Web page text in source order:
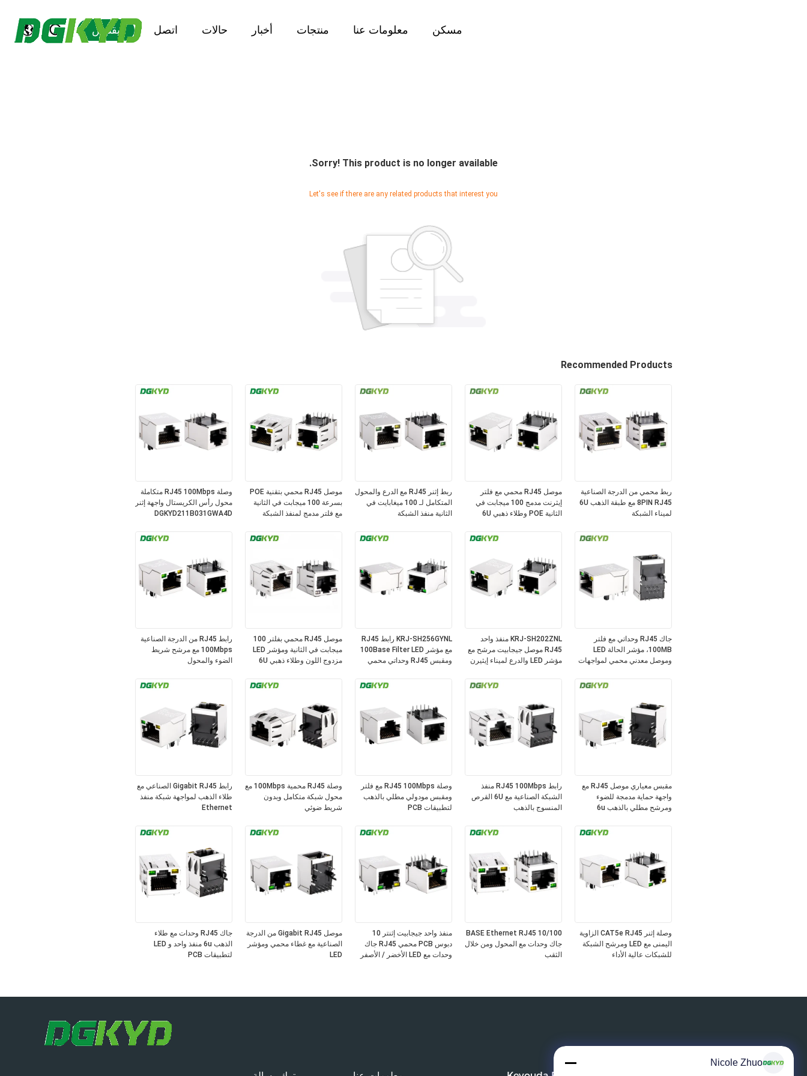
مسكن معلومات عنا منتجات أخبار حالات اتصل يقتبس
Sorry! This product is no longer available.
Let's see if there are any related products that interest you
Recommended Products
وصلة RJ45 100Mbps متكاملة
محول رأس الكريستال واجهة إثنر
DGKYD211B031GWA4D
موصل RJ45 محمي بتقنية POE
بسرعة 100 ميجابت في الثانية
مع فلتر مدمج لمنفذ الشبكة
ربط إثنر RJ45 مع الدرع والمحول
المتكامل لـ 100 ميغابايت في
الثانية منفذ الشبكة
موصل RJ45 محمي مع فلتر
إيثرنت مدمج 100 ميجابت في
الثانية POE وطلاء ذهبي 6U
ربط محمي من الدرجة الصناعية
8PIN RJ45 مع طبقة الذهب 6U
لميناء الشبكة
رابط RJ45 من الدرجة الصناعية
100Mbps مع مرشح شريط
الضوء والمحول
موصل RJ45 محمي بفلتر 100
ميجابت في الثانية ومؤشر LED
مزدوج اللون وطلاء ذهبي 6U
KRJ-SH256GYNL رابط RJ45
مع مؤشر 100Base Filter LED
ومقبس RJ45 وحداتي محمي
KRJ-SH202ZNL منفذ واحد
RJ45 موصل جيجابيت مرشح مع
مؤشر LED والدرع لميناء إيثيرن
جاك RJ45 وحداتي مع فلتر
100MB، مؤشر الحالة LED
وموصل معدني محمي لمواجهات
رابط Gigabit RJ45 الصناعي مع
طلاء الذهب لمواجهة شبكة منفذ
Ethernet
وصلة RJ45 محمية 100Mbps مع
محول شبكة متكامل وبدون
شريط ضوئي
وصلة RJ45 100Mbps مع فلتر
ومقبس مودولي مطلي بالذهب
لتطبيقات PCB
رابط RJ45 100Mbps منفذ
الشبكة الصناعية مع 6U القرص
المنسوج بالذهب
مقبس معياري موصل RJ45 مع
واجهة حماية مدمجة للضوء
ومرشح مطلي بالذهب 6u
جاك RJ45 وحدات مع طلاء
الذهب 6u منفذ واحد و LED
لتطبيقات PCB
موصل Gigabit RJ45 من الدرجة
الصناعية مع غطاء محمي ومؤشر
LED
منفذ واحد جيجابيت إثنتر 10
دبوس PCB محمي RJ45 جاك
وحدات مع LED الأخضر / الأصفر
10/100 BASE Ethernet RJ45
جاك وحدات مع المحول ومن خلال
الثقب
وصلة إثنر CAT5e RJ45 الزاوية
اليمنى مع LED ومرشح الشبكة
للشبكات عالية الأداء
Nicole Zhuo